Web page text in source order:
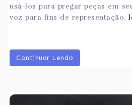
usá-los para pregar peças em
voz para fins de representação.
Continuar Lendo